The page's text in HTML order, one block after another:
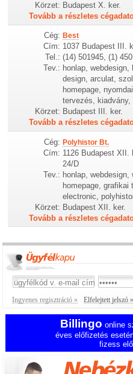
Körzet: Budapest X. ker.
Tovább a részletes
Cég: Best
Cím: 1037 Budapest III.
Tel.: (14) 501945, (1)
Tev.: honlap,
design, arculat,
homepage,
tervezés,
Körzet: Budapest III. ker.
Tovább a részletes
Cég: Polyhistor Bt.
Cím: 1126 Budapest XII.
24/D
Tev.: honlap, webdesign,
homepage, grafikai
electronic,
Körzet: Budapest XII. ker.
Tovább a részletes
Ingyenes regisztráció » Elfelejtett jelszó »
Billingo online
éves előfizetés
fizess